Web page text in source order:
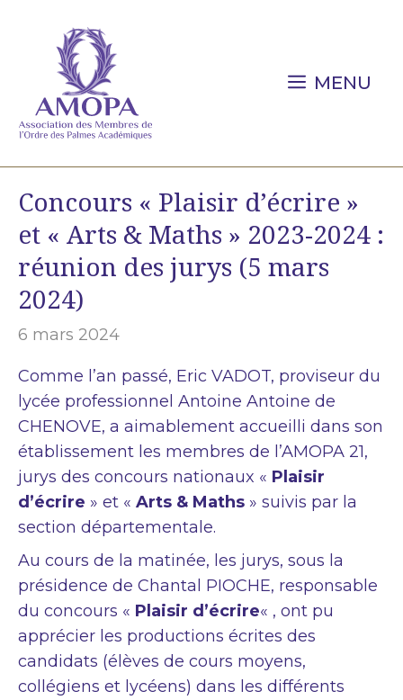
contenu
MENU
Concours « Plaisir d’écrire »
et « Arts & Maths » 2023-2024 :
réunion des jurys (5 mars
2024)
6 mars 2024
Comme l’an passé, Eric VADOT, proviseur du
lycée professionnel Antoine Antoine de
CHENOVE, a aimablement accueilli dans son
établissement les membres de l’AMOPA 21,
jurys des concours nationaux « Plaisir
d’écrire » et « Arts & Maths » suivis par la
section départementale.
Au cours de la matinée, les jurys, sous la
présidence de Chantal PIOCHE, responsable
du concours « Plaisir d’écrire« , ont pu
apprécier les productions écrites des
candidats (élèves de cours moyens,
collégiens et lycéens) dans les différents